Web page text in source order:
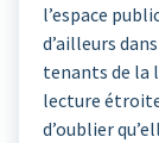
l’espace
d’ailleurs
tenants de la
lecture
d’oublier